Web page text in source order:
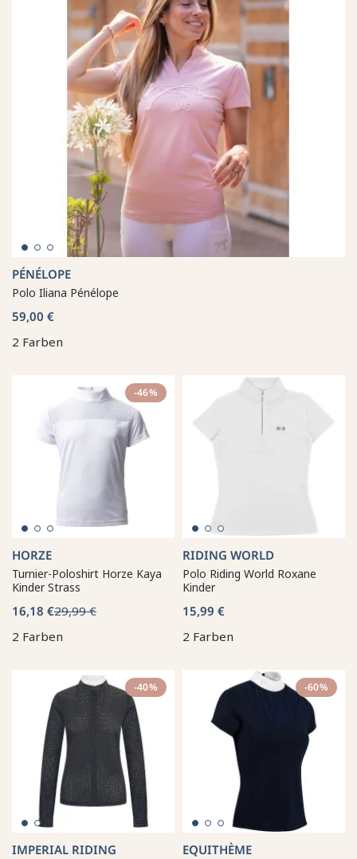
PÉNÉLOPE
Polo Iliana Pénélope
59,00 €
2 Farben
-46%
HORZE
Turnier-Poloshirt Horze Kaya
Kinder Strass
16,18 €29,99 €
2 Farben
RIDING WORLD
Polo Riding World Roxane
Kinder
15,99 €
2 Farben
-40%
IMPERIAL RIDING
-60%
EQUITHÈME